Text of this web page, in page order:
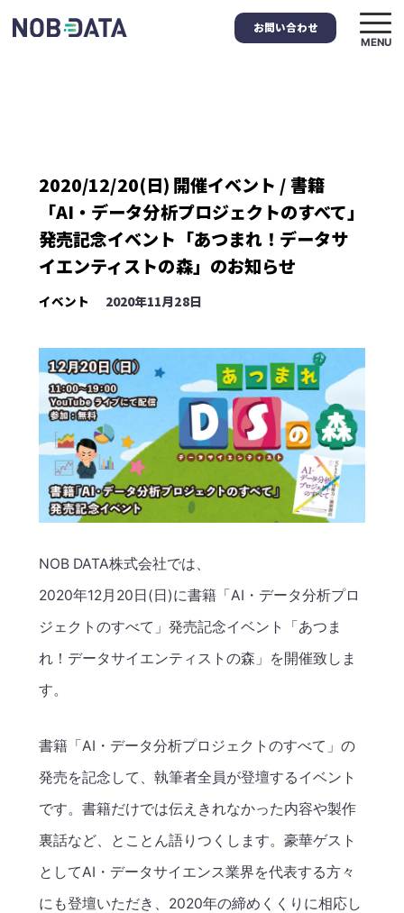
お問い合わせ
MENU
2020/12/20(日) 開催イベント / 書籍
「AI・データ分析プロジェクトのすべて」
発売記念イベント「あつまれ！データサ
イエンティストの森」のお知らせ
イベント 2020年11月28日
NOB DATA株式会社では、
2020年12月20日(日)に書籍「AI・データ分析プロ
ジェクトのすべて」発売記念イベント「あつま
れ！データサイエンティストの森」を開催致しま
す。
書籍「AI・データ分析プロジェクトのすべて」の
発売を記念して、執筆者全員が登壇するイベント
です。書籍だけでは伝えきれなかった内容や製作
裏話など、とことん語りつくします。豪華ゲスト
としてAI・データサイエンス業界を代表する方々
にも登壇いただき、2020年の締めくくりに相応し